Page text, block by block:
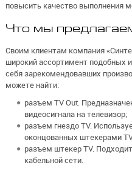
повысить качество выполнения
Что мы
Своим клиентам компания
широкий ассортимент подобных
себя зарекомендовавших
можете найти:
разъем TV Out.
видеосигнала на телевизор;
разъем гнездо TV.
оконцованных штекерами
разъем штекер TV.
кабельной сети.